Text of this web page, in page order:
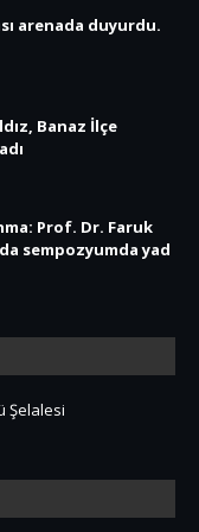
arenada duyurdu.
Banaz İlçe
Prof. Dr. Faruk
sempozyumda yad
Şelalesi